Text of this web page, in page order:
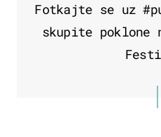
Fotkajte se uz
skupite poklone